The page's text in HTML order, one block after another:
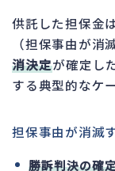
供託した担保金
（担保事由が
消決定が確定し
する典型的なケ
担保事由が消滅
勝訴判決の確